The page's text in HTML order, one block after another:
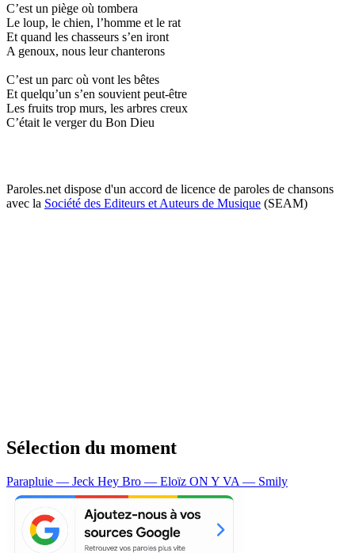
C’est un piège où tombera
Le loup, le chien, l’homme et le rat
Et quand les chasseurs s’en iront
A genoux, nous leur chanterons
C’est un parc où vont les bêtes
Et quelqu’un s’en souvient peut-être
Les fruits trop murs, les arbres creux
C’était le verger du Bon Dieu
Paroles.net dispose d'un accord de licence de paroles de chansons
avec la Société des Editeurs et Auteurs de Musique (SEAM)
Sélection du moment
Parapluie — Jeck Hey Bro — Eloïz ON Y VA — Smily